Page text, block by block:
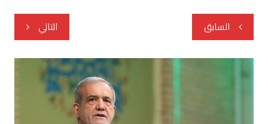
تصفّح
المقالات
السابق التالي